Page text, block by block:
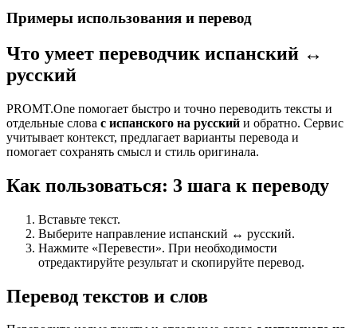
Примеры использования и перевод
Что умеет переводчик испанский ↔
русский
PROMT.One помогает быстро и точно переводить тексты и
отдельные слова с испанского на русский и обратно. Сервис
учитывает контекст, предлагает варианты перевода и
помогает сохранять смысл и стиль оригинала.
Как пользоваться: 3 шага к переводу
Вставьте текст.
Выберите направление испанский ↔ русский.
Нажмите «Перевести». При необходимости
отредактируйте результат и скопируйте перевод.
Перевод текстов и слов